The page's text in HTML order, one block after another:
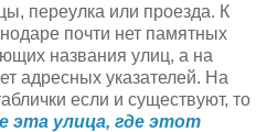
переулка или проезда. К
почти нет памятных
названия улиц, а на
адресных указателей. На
если и существуют, то
эта улица, где этот